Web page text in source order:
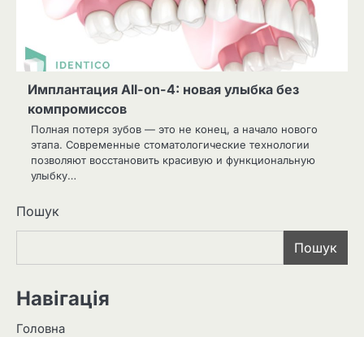
Имплантация All-on-4: новая улыбка без
компромиссов
Полная потеря зубов — это не конец, а начало нового
этапа. Современные стоматологические технологии
позволяют восстановить красивую и функциональную
улыбку…
Пошук
Пошук
Навігація
Головна